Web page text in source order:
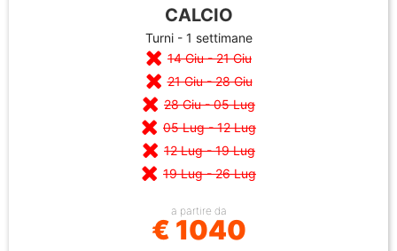
CALCIO
Turni - 1 settimane
14 Giu - 21 Giu
21 Giu - 28 Giu
28 Giu - 05 Lug
05 Lug - 12 Lug
12 Lug - 19 Lug
19 Lug - 26 Lug
a partire da
€ 1040